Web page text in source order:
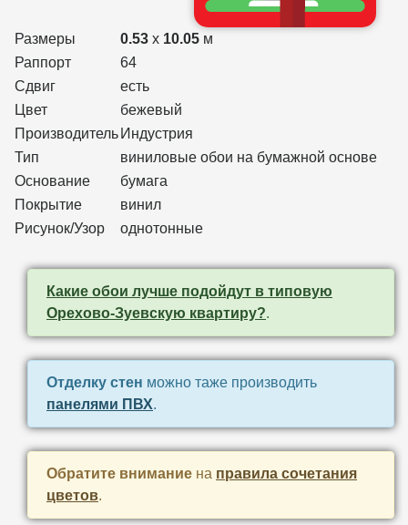
Размеры 0.53 x 10.05 м
Раппорт
64
Сдвиг
есть
Цвет
бежевый
Производитель Индустрия
Тип
виниловые обои на бумажной основе
Основание
бумага
Покрытие
винил
Рисунок/Узор
однотонные
Какие обои лучше подойдут в типовую
Орехово-Зуевскую квартиру?.
Отделку стен можно таже производить
панелями ПВХ.
Обратите внимание на правила сочетания
цветов.